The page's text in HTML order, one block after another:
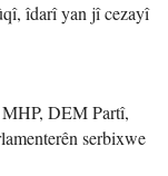
îdarî yan jî cezayî
DEM Partî,
serbixwe